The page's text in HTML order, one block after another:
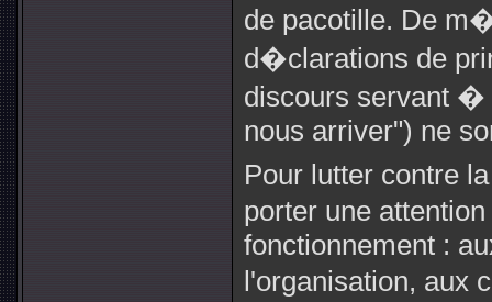
de pacotille. De
d�clarations de
discours servant �
nous arriver") ne
Pour lutter contre
porter une
fonctionnement :
l'organisation, aux